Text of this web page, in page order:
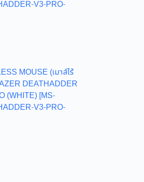
MOUSE (เมาส์ไร้
DEATHADDER
(WHITE) [MS-
V3-PRO-